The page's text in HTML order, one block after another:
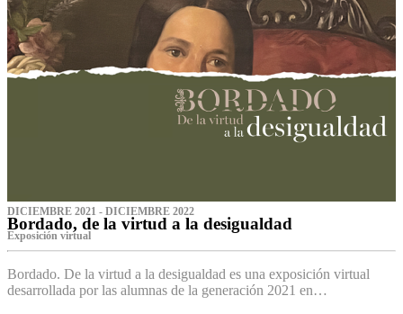
DICIEMBRE 2021 - DICIEMBRE 2022
Bordado, de la virtud a la desigualdad
Exposición virtual‌
Bordado. De la virtud a la desigualdad es una exposición virtual
desarrollada por las alumnas de la generación 2021 en…